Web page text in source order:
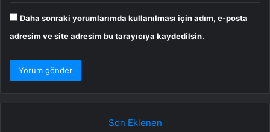
Daha sonraki yorumlarımda kullanılması için adım, e-posta
adresim ve site adresim bu tarayıcıya kaydedilsin.
Son Eklenen